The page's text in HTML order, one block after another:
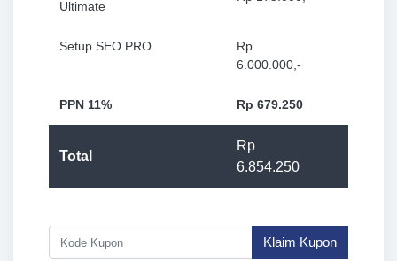
Ultimate
Setup SEO PRO
Rp
6.000.000,-
PPN 11% Rp 679.250
Total
Rp
6.854.250
Klaim Kupon